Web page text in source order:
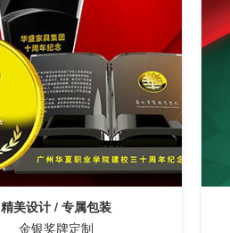
精美设计 / 专属包装
金银奖牌定制